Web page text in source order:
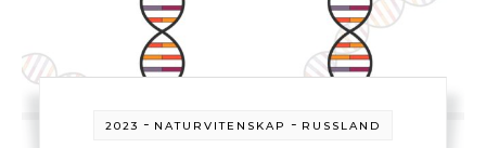
2023 - NATURVITENSKAP - RUSSLAND